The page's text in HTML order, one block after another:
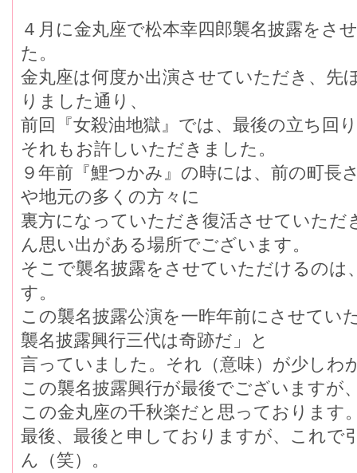
４月に金丸座で松本幸四郎襲名披露をさ
た。
金丸座は何度か出演させていただき、先
りました通り、
前回『女殺油地獄』では、最後の立ち回
それもお許しいただきました。
９年前『鯉つかみ』の時には、前の町長
や地元の多くの方々に
裏方になっていただき復活させていた
ん思い出がある場所でございます。
そこで襲名披露をさせていただけるの
す。
この襲名披露公演を一昨年前にさせてい
襲名披露興行三代は奇跡だ」と
言っていました。それ（意味）が少しわ
この襲名披露興行が最後でございますが
この金丸座の千秋楽だと思っております
最後、最後と申しておりますが、これで
ん（笑）。